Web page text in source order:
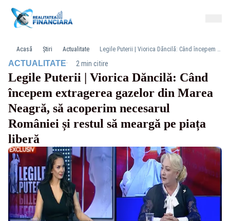
Acasă Știri Actualitate Legile Puterii | Viorica Dăncilă: Când începem extragerea gazelor din Marea Neagră, să acoperim necesarul României și restul să meargă pe piața liberă
ACTUALITATE· 2 min citire
Legile Puterii | Viorica Dăncilă: Când
începem extragerea gazelor din Marea
Neagră, să acoperim necesarul
României și restul să meargă pe piața
liberă